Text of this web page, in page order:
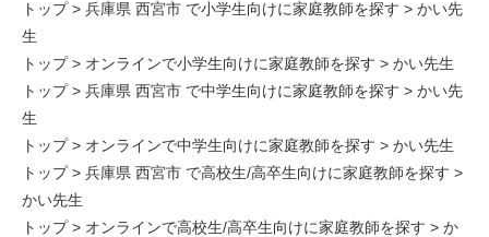
トップ> 兵庫県 西宮市 で小学生向けに家庭教師を探す > かい先
生
トップ> オンラインで小学生向けに家庭教師を探す > かい先生
トップ> 兵庫県 西宮市 で中学生向けに家庭教師を探す > かい先
生
トップ> オンラインで中学生向けに家庭教師を探す > かい先生
トップ> 兵庫県 西宮市 で高校生/高卒生向けに家庭教師を探す >
かい先生
トップ> オンラインで高校生/高卒生向けに家庭教師を探す > か